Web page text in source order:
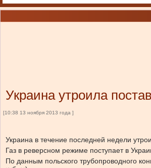
Украина утроила
[10:38 13 ноября 2013 года ]
Украина в течение последней недели
Газ в реверсном режиме поступает в
По данным польского трубопроводного